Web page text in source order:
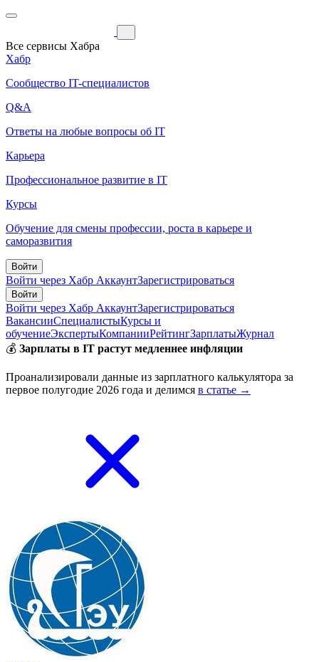
Все сервисы Хабра
Хабр
Сообщество IT-специалистов
Q&A
Ответы на любые вопросы об IT
Карьера
Профессиональное развитие в IT
Курсы
Обучение для смены профессии, роста в карьере и
саморазвития
Войти
Войти через Хабр АккаунтЗарегистрироваться
Войти
Войти через Хабр АккаунтЗарегистрироваться
ВакансииСпециалистыКурсы и
обучениеЭкспертыКомпанииРейтингЗарплатыЖурнал
💰 Зарплаты в IT растут медленнее инфляции
Проанализировали данные из зарплатного калькулятора за
первое полугодие 2026 года и делимся в статье →